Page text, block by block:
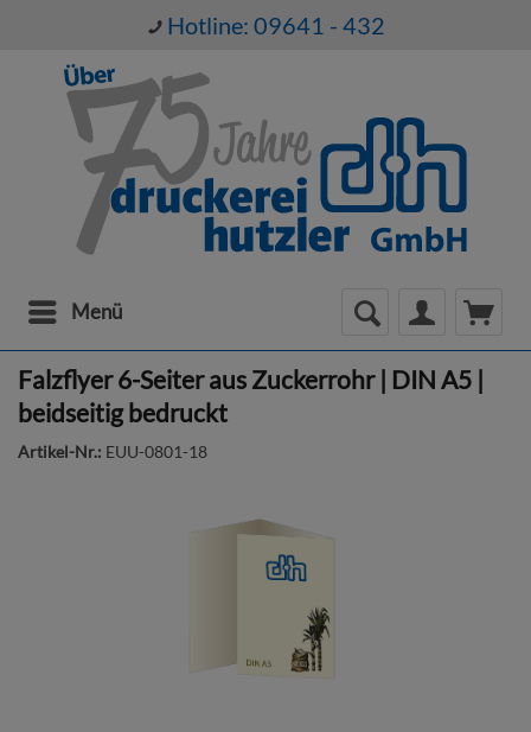
Hotline: 09641 - 432
Menü
Falzflyer 6-Seiter aus Zuckerrohr | DIN A5 |
beidseitig bedruckt
Artikel-Nr.: EUU-0801-18